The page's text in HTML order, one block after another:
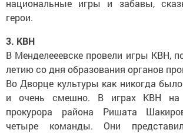
национальные игры и забавы,
герои.
3. КВН
В Менделееевске провели игры КВН,
летию со дня образования органов
Во Дворце культуры как никогда
и очень смешно. В играх КВН на
прокурора района Ришата
четыре команды. Они